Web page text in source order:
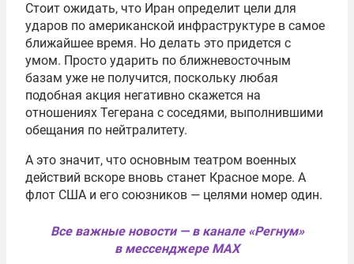
Стоит ожидать, что Иран определит цели для
ударов по американской инфраструктуре в самое
ближайшее время. Но делать это придется с
умом. Просто ударить по ближневосточным
базам уже не получится, поскольку любая
подобная акция негативно скажется на
отношениях Тегерана с соседями, выполнившими
обещания по нейтралитету.
А это значит, что основным театром военных
действий вскоре вновь станет Красное море. А
флот США и его союзников — целями номер один.
Все важные новости — в канале «Регнум»
в мессенджере MAX